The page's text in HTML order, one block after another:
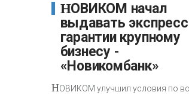
НОВИКОМ начал
выдавать
гарантии крупному
бизнесу -
«Новикомбанк»
НОВИКОМ улучшил условия по